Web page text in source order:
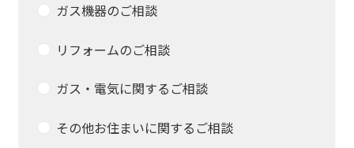
ガス機器のご相談
リフォームのご相談
ガス・電気に関するご相談
その他お住まいに関するご相談